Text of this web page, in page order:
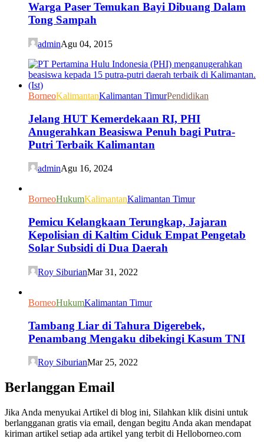
Warga Paser Temukan Bayi Dibuang Dalam
Tong Sampah
adminAgu 04, 2015
BorneoKalimantanKalimantan TimurPendidikan
Jelang HUT Kemerdekaan RI, PHI
Anugerahkan Beasiswa Penuh bagi Putra-
Putri Terbaik Kalimantan
adminAgu 16, 2024
BorneoHukumKalimantanKalimantan Timur
Pemicu Kelangkaan Terungkap, Jajaran
Kepolisian di Kaltim Ciduk Empat Pengetab
Solar Subsidi di Dua Daerah
Roy SiburianMar 31, 2022
BorneoHukumKalimantan Timur
Tambang Liar di Tahura Digerebek,
Penambang Mengaku dibekingi Kasum TNI
Roy SiburianMar 25, 2022
Berlanggan Email
Jika Anda menyukai Artikel di blog ini, Silahkan klik disini untuk
berlangganan gratis via email, dengan begitu Anda akan mendapat
kiriman artikel setiap ada artikel yang terbit di Helloborneo.com